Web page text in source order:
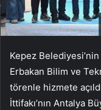
Kepez
Erbakan Bilim ve
törenle hizmete
İttifakı’nın Antalya